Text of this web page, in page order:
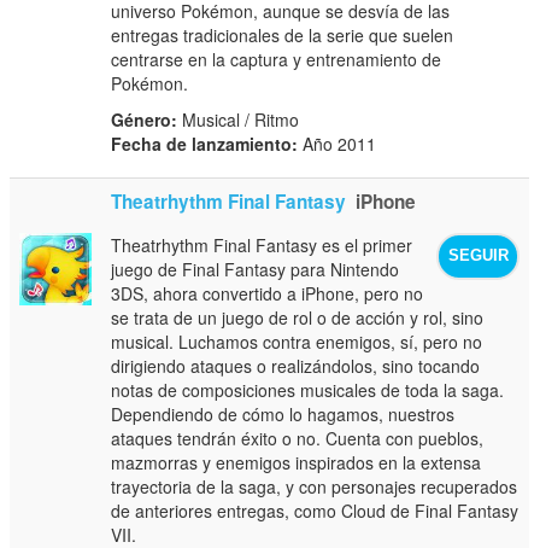
universo Pokémon, aunque se desvía de las
entregas tradicionales de la serie que suelen
centrarse en la captura y entrenamiento de
Pokémon.
Género: Musical / Ritmo
Fecha de lanzamiento: Año 2011
Theatrhythm Final Fantasy iPhone
SEGUIR
Theatrhythm Final Fantasy es el primer
juego de Final Fantasy para Nintendo
3DS, ahora convertido a iPhone, pero no
se trata de un juego de rol o de acción y rol, sino
musical. Luchamos contra enemigos, sí, pero no
dirigiendo ataques o realizándolos, sino tocando
notas de composiciones musicales de toda la saga.
Dependiendo de cómo lo hagamos, nuestros
ataques tendrán éxito o no. Cuenta con pueblos,
mazmorras y enemigos inspirados en la extensa
trayectoria de la saga, y con personajes recuperados
de anteriores entregas, como Cloud de Final Fantasy
VII.